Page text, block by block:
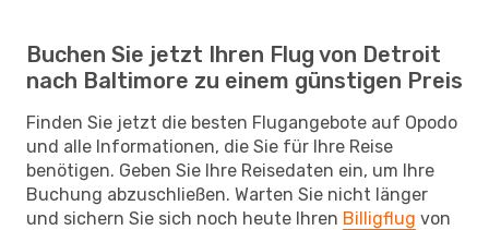
Buchen Sie jetzt Ihren Flug von Detroit
nach Baltimore zu einem günstigen Preis
Finden Sie jetzt die besten Flugangebote auf Opodo
und alle Informationen, die Sie für Ihre Reise
benötigen. Geben Sie Ihre Reisedaten ein, um Ihre
Buchung abzuschließen. Warten Sie nicht länger
und sichern Sie sich noch heute Ihren Billigflug von